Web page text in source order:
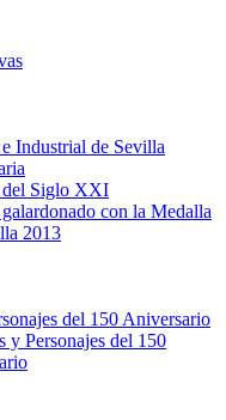
Industrial de Sevilla
Siglo XXI
con la Medalla
2013
del 150 Aniversario
y Personajes del 150